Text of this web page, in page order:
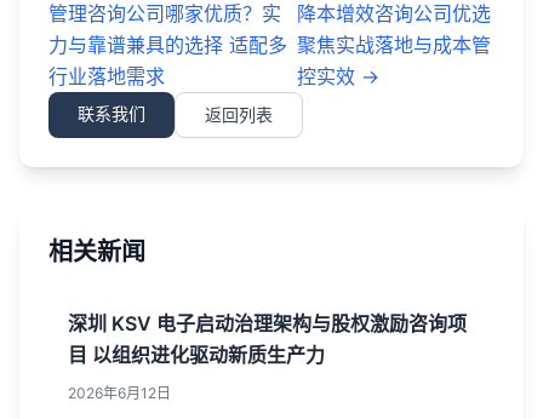
管理咨询公司哪家优质？实
力与靠谱兼具的选择 适配多
行业落地需求
降本增效咨询公司优选
聚焦实战落地与成本管
控实效 →
联系我们 返回列表
相关新闻
深圳 KSV 电子启动治理架构与股权激励咨询项
目 以组织进化驱动新质生产力
2026年6月12日